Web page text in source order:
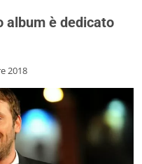
album è dedicato
2018